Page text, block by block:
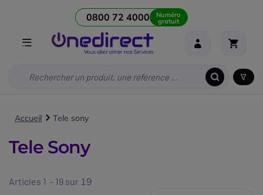
0800 72 4000 Numéro
gratuit
Accueil Tele sony
Tele Sony
Articles 1 - 19 sur 19